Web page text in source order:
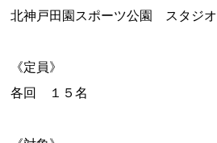
北神戸田園スポーツ公園 スタジオ
《定員》
各回 １５名